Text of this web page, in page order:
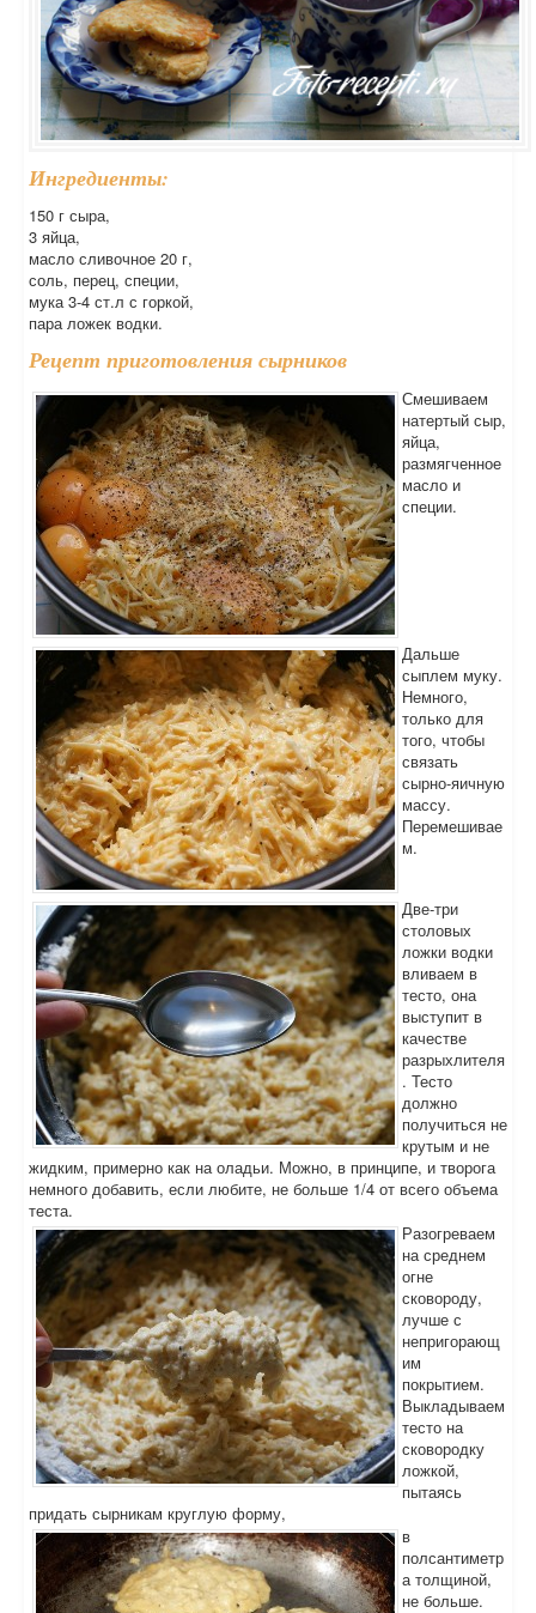
Ингредиенты:
150 г сыра,
3 яйца,
масло сливочное 20 г,
соль, перец, специи,
мука 3-4 ст.л с горкой,
пара ложек водки.
Рецепт приготовления сырников
Смешиваем
натертый сыр,
яйца,
размягченное
масло и
специи.
Дальше
сыплем муку.
Немного,
только для
того, чтобы
связать
сырно-яичную
массу.
Перемешивае
м.
Две-три
столовых
ложки водки
вливаем в
тесто, она
выступит в
качестве
разрыхлителя
. Тесто
должно
получиться не
крутым и не
жидким, примерно как на оладьи. Можно, в принципе, и творога
немного добавить, если любите, не больше 1/4 от всего объема
теста.
Разогреваем
на среднем
огне
сковороду,
лучше с
непригорающ
им
покрытием.
Выкладываем
тесто на
сковородку
ложкой,
пытаясь
придать сырникам круглую форму,
в
полсантиметр
а толщиной,
не больше.